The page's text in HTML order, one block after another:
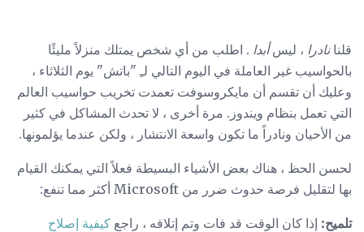
قلنانادرا ، ليسأبدا . اطلب من أي شخص يمتلك منزلاً مليئًا
بالحواسيب غير العاملة في اليوم التالي لـِ "باتش" يوم الثلاثاء ،
وعليك أن تقسم أن مايكروسوفت تعمدت تخريب حواسيب العالم
التي تعمل بنظام ويندوز. مرة أخرى ، لا تحدث المشاكل في كثير
من الأحيان ونادراً ما تكون واسعة الانتشار ، ولكن عندما يؤلمونها.
لحسن الحظ ، هناك بعض الأشياء البسيطة فعلاً التي يمكنك القيام
بها لتقليل فرصة حدوث ضرر من Microsoft أكثر مما تنفع:
تلميح: إذا كان الوقت قد فات وتم إتلافه ، راجع كيفية إصلاح